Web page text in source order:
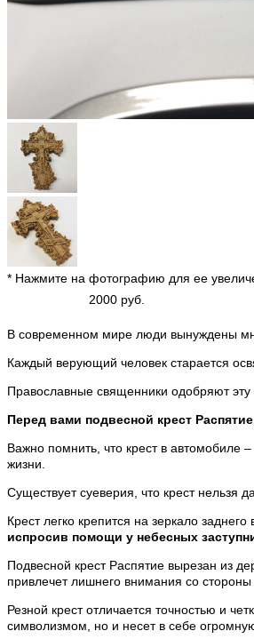
* Нажмите на фотографию для ее
2000 руб.
В современном мире люди вынуждены
Каждый верующий человек старается
Православные священники одобряют
Перед вами подвесной крест
Важно помнить, что крест в автомобиле
жизни.
Существует суеверия, что крест нельзя
Крест легко крепится на зеркало
испросив помощи у небесных
Подвесной крест Распятие вырезан из
привлечет лишнего внимания со
Резной крест отличается точностью и
символизмом, но и несет в себе огромную